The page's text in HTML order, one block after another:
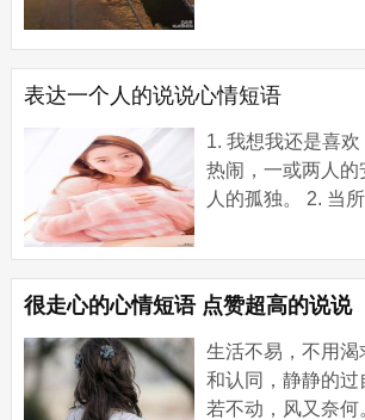
是忘记了微笑的
无所谓，...
表达一个人的说说心情短语
1. 我想我还是喜
热闹，一或两人的
人的孤独。 2. 当
走了一段又一段艰
你，有一点...
很走心的心情短语 点赞超高的说说
生活不易，不用
和认同，静静的
若不动，风又奈